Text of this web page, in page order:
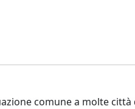
comune a molte città